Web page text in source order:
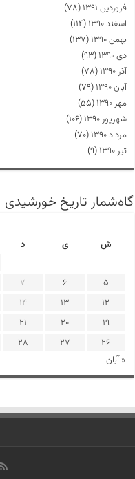
فروردین ۱۳۹۱
(۷۸)
اسفند ۱۳۹۰
(۱۱۴)
بهمن ۱۳۹۰
(۱۳۷)
دی ۱۳۹۰
(۹۳)
آذر ۱۳۹۰
(۷۸)
آبان ۱۳۹۰
(۷۹)
مهر ۱۳۹۰
(۵۵)
شهریور ۱۳۹۰
(۱۰۶)
مرداد ۱۳۹۰
(۷۰)
تیر ۱۳۹۰
(۹)
گاه‌شمار تاریخ خورشیدی
ش
ی د
« آبان
5
6
7
12
13
14
19
20
21
26
27
28